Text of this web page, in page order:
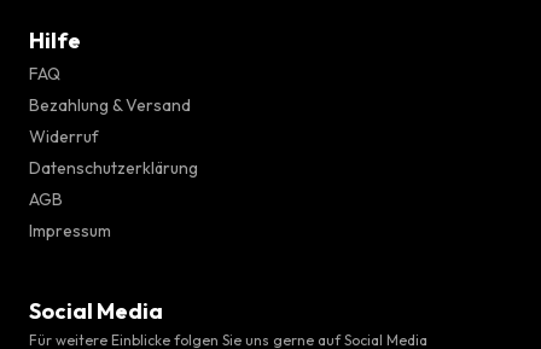
Hilfe
FAQ
Bezahlung & Versand
Widerruf
Datenschutzerklärung
AGB
Impressum
Social Media
Für weitere Einblicke folgen Sie uns gerne auf Social Media